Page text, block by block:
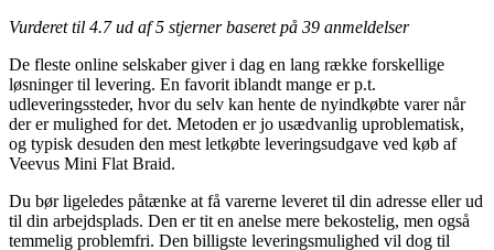
Vurderet til 4.7ud af 5 stjerner baseret på 39 anmeldelser
De fleste online selskaber giver i dag en lang række forskellige
løsninger til levering. En favorit iblandt mange er p.t.
udleveringssteder, hvor du selv kan hente de nyindkøbte varer når
der er mulighed for det. Metoden er jo usædvanlig uproblematisk,
og typisk desuden den mest letkøbte leveringsudgave ved køb af
Veevus Mini Flat Braid.
Du bør ligeledes påtænke at få varerne leveret til din adresse eller ud
til din arbejdsplads. Den er tit en anelse mere bekostelig, men også
temmelig problemfri. Den billigste leveringsmulighed vil dog til